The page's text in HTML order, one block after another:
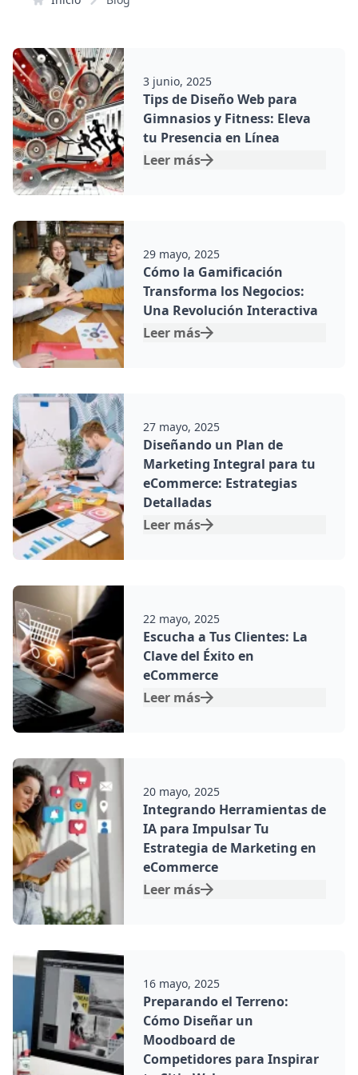
Por:
3 junio, 2025
Tips de Diseño Web para
Gimnasios y Fitness: Eleva
tu Presencia en Línea
Leer más
Por:
29 mayo, 2025
Cómo la Gamificación
Transforma los Negocios:
Una Revolución Interactiva
Leer más
Por:
27 mayo, 2025
Diseñando un Plan de
Marketing Integral para tu
eCommerce: Estrategias
Detalladas
Leer más
Por:
22 mayo, 2025
Escucha a Tus Clientes: La
Clave del Éxito en
eCommerce
Leer más
Por:
20 mayo, 2025
Integrando Herramientas de
IA para Impulsar Tu
Estrategia de Marketing en
eCommerce
Leer más
Por:
16 mayo, 2025
Preparando el Terreno:
Cómo Diseñar un
Moodboard de
Competidores para Inspirar